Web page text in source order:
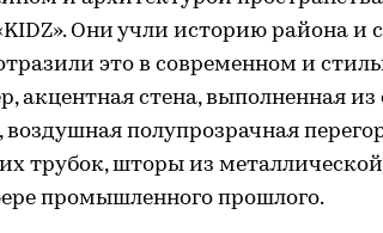
Они учли историю района
это в современном и
акцентная стена, выполненная из
полупрозрачная
трубок, шторы из
промышленного прошлого.